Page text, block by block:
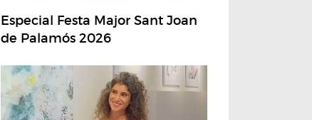
Especial Festa Major Sant Joan
de Palamós 2026